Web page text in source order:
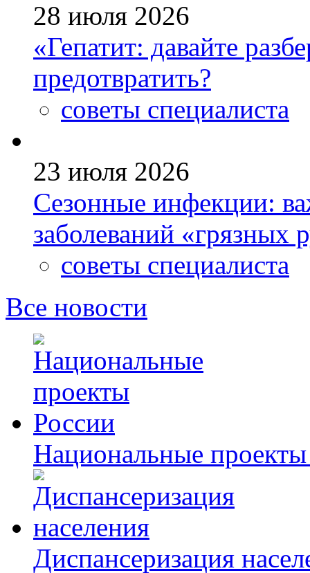
28 июля 2026
«Гепатит: давайте
предотвратить?
советы специалиста
23 июля 2026
Сезонные инфекции:
заболеваний «грязных
советы специалиста
Все новости
Национальные
Диспансеризация